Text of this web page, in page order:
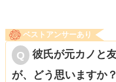
ベストアンサーあり
彼氏が元カノと
が、どう思いますか